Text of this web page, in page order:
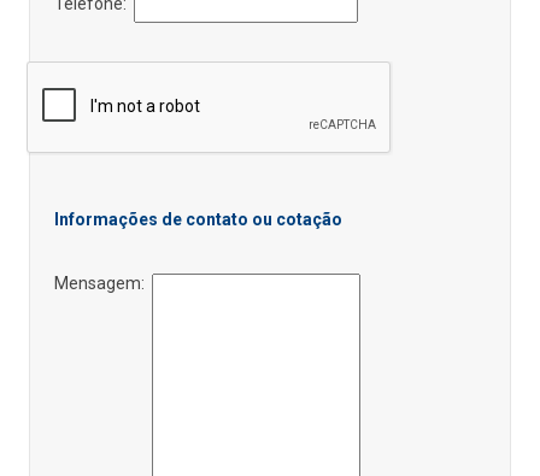
Informações de contato ou cotação
Mensagem: